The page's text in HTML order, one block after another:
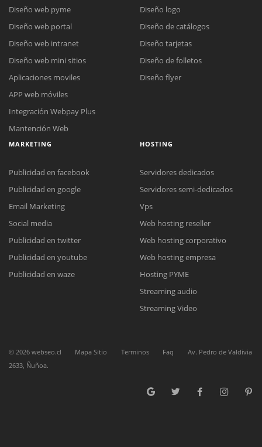
Reunión online
Nuestros ejecutivos le enviarán un correo electrónico con el enlace a
Meet para la reunión online.
Cotización
Complete el formulario y nos contactaremos a la brevedad.
Chat Online
para enviarnos un correo electrónico con sus datos personales.
Diseño web pyme
Diseño web portal
Diseño web intranet
Diseño web mini sitios
Aplicaciones moviles
APP web móviles
Integración Webpay Plus
Mantención Web
Diseño logo
Diseño de catálogos
Diseño tarjetas
Diseño de folletos
Diseño flyer
MARKETING
Publicidad en facebook
Publicidad en google
Email Marketing
Social media
Publicidad en twitter
Publicidad en youtube
Publicidad en waze
HOSTING
Servidores dedicados
Servidores semi-dedicados
Vps
Web hosting reseller
Web hosting corporativo
Web hosting empresa
Hosting PYME
Streaming audio
Streaming Video
© 2026 webseo.cl Mapa Sitio Terminos Faq
Av. Pedro de Valdivia
2633, Ñuñoa.